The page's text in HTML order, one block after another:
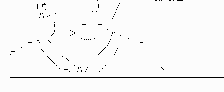
ｌ弋 ヽ ! /
|ﾊ.ゝt', ｀´ /
i ＼ -‐─- ／
_＿ノ ＞ ／ ｀7ｰ､_
_ -‐ﾍ: :ヽ ｀¨¨´ /: : ｉ ｀ｰ‐-､
,-‐´ ヽ: :ヽ ／: : / ヽ
＼: :｀ヽ､ ／: : ／ ヽ
｀ｰ-､:｀ﾊ /: : :ノ´ ヽ